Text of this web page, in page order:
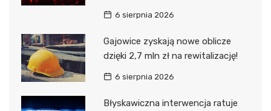
6 sierpnia 2026
Gajowice zyskają nowe oblicze
dzięki 2,7 mln zł na rewitalizację!
6 sierpnia 2026
Błyskawiczna interwencja ratuje